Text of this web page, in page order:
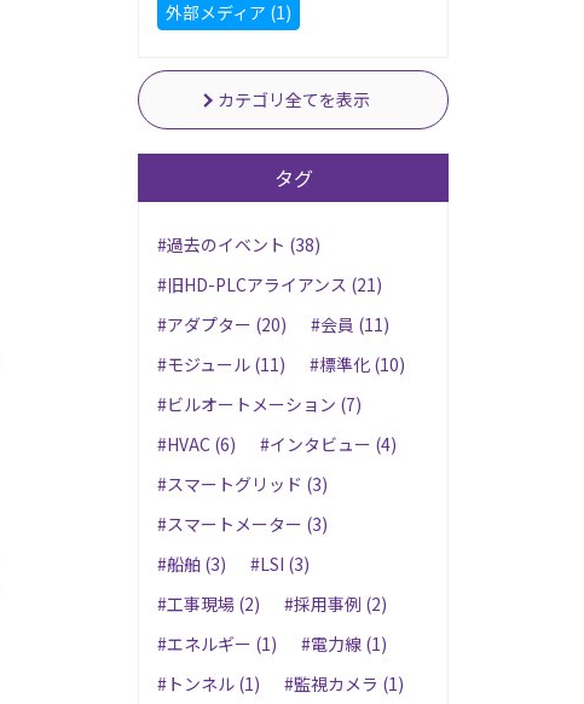
外部メディア (1)
カテゴリ全てを表示
タグ
#過去のイベント (38)
#旧HD-PLCアライアンス (21)
#アダプター (20)
#会員 (11)
#モジュール (11)
#標準化 (10)
#ビルオートメーション (7)
#HVAC (6)
#インタビュー (4)
#スマートグリッド (3)
#スマートメーター (3)
#船舶 (3)
#LSI (3)
#工事現場 (2)
#採用事例 (2)
#エネルギー (1)
#電力線 (1)
#トンネル (1)
#監視カメラ (1)